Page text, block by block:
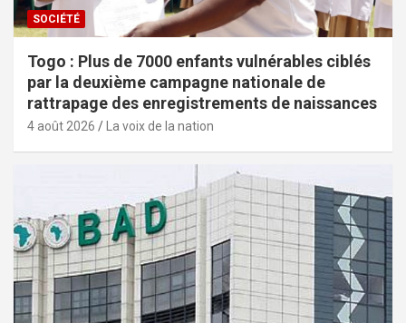
SOCIÉTÉ
Togo : Plus de 7000 enfants vulnérables ciblés
par la deuxième campagne nationale de
rattrapage des enregistrements de naissances
4 août 2026 La voix de la nation